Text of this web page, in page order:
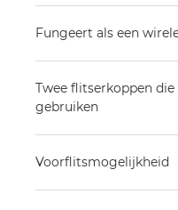
Fungeert als een
Twee flitserkoppen
gebruiken
Voorflitsmogelijkheid